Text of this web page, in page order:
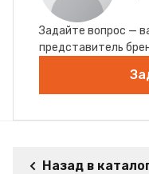
Задайте вопрос —
представитель
Назад в